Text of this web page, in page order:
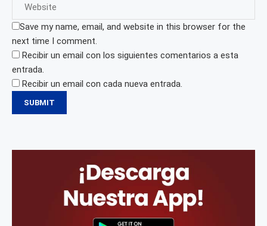
Save my name, email, and website in this browser for the
next time I comment.
Recibir un email con los siguientes comentarios a esta
entrada.
Recibir un email con cada nueva entrada.